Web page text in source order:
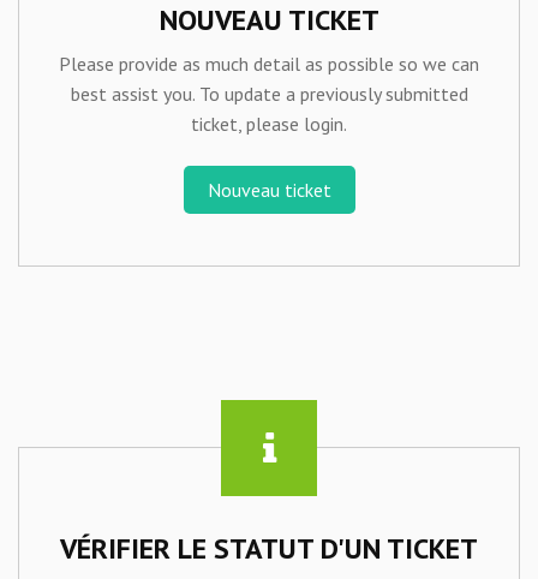
NOUVEAU TICKET
Please provide as much detail as possible so we can
best assist you. To update a previously submitted
ticket, please login.
Nouveau ticket
VÉRIFIER LE STATUT D'UN TICKET